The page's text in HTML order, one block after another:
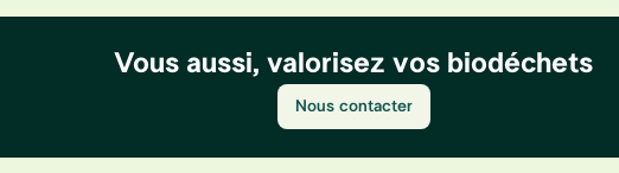
Vous aussi, valorisez vos biodéchets
Nous contacter